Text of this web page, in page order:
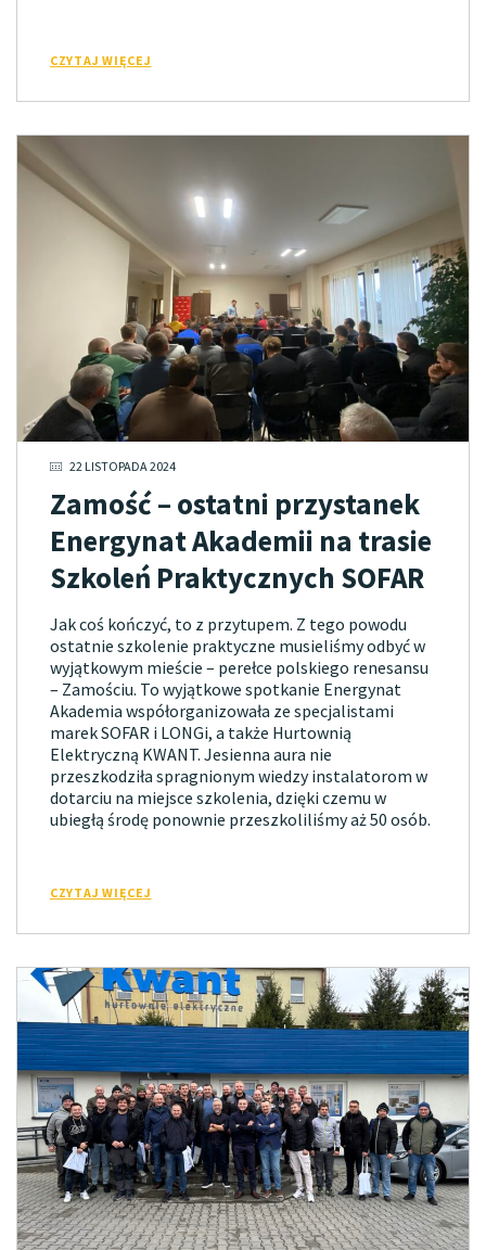
CZYTAJ WIĘCEJ
22 LISTOPADA 2024
Zamość – ostatni przystanek
Energynat Akademii na trasie
Szkoleń Praktycznych SOFAR
Jak coś kończyć, to z przytupem. Z tego powodu
ostatnie szkolenie praktyczne musieliśmy odbyć w
wyjątkowym mieście – perełce polskiego renesansu
– Zamościu. To wyjątkowe spotkanie Energynat
Akademia współorganizowała ze specjalistami
marek SOFAR i LONGi, a także Hurtownią
Elektryczną KWANT. Jesienna aura nie
przeszkodziła spragnionym wiedzy instalatorom w
dotarciu na miejsce szkolenia, dzięki czemu w
ubiegłą środę ponownie przeszkoliliśmy aż 50 osób.
CZYTAJ WIĘCEJ